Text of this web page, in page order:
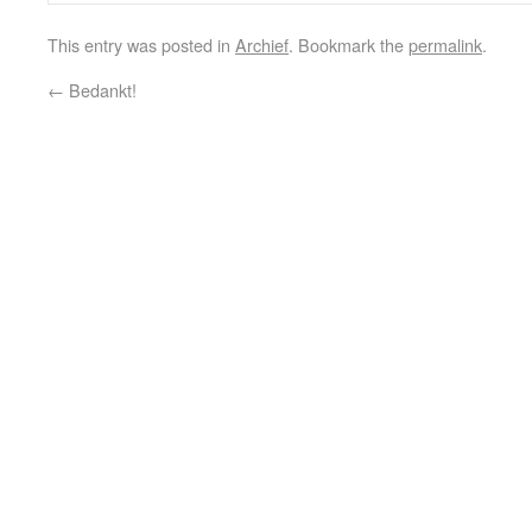
This entry was posted in Archief. Bookmark thepermalink.
← Bedankt!